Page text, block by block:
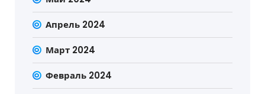
Апрель 2024
Март 2024
Февраль 2024